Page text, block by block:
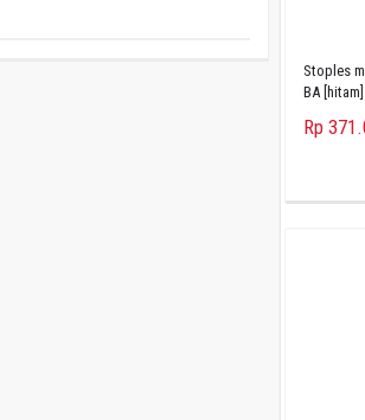
Stoples
BA [hitam]
Rp